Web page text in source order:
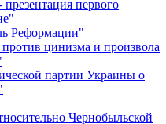
первого
Реформации"
цинизма и произвола
партии Украины о
Чернобыльской